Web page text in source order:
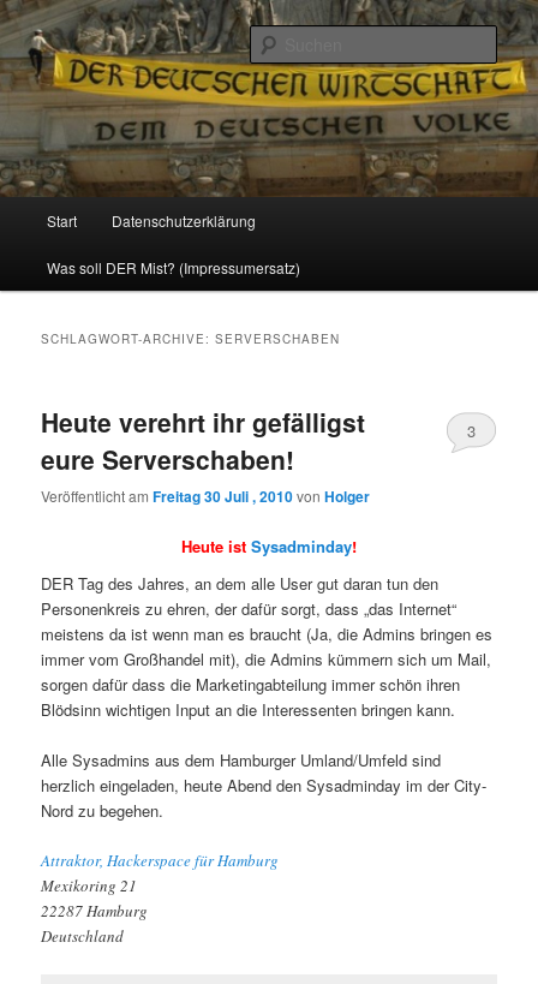
Reizzentrum
Politik, Wirtschaft, Soziales und Gesellschaft
Zum
Inhalt
Zum
sekundären
Start Datenschutzerklärung
Was soll DER Mist? (Impressumersatz)
SCHLAGWORT-ARCHIVE:SERVERSCHABEN
Heute verehrt ihr gefälligst
eure Serverschaben!
Veröffentlicht amFreitag 30 Juli , 2010vonHolger
3
Heute ist Sysadminday!
DER Tag des Jahres, an dem alle User gut daran tun den
Personenkreis zu ehren, der dafür sorgt, dass „das Internet“
meistens da ist wenn man es braucht (Ja, die Admins bringen es
immer vom Großhandel mit), die Admins kümmern sich um Mail,
sorgen dafür dass die Marketingabteilung immer schön ihren
Blödsinn wichtigen Input an die Interessenten bringen kann.
Alle Sysadmins aus dem Hamburger Umland/Umfeld sind
herzlich eingeladen, heute Abend den Sysadminday im der City-
Nord zu begehen.
Attraktor, Hackerspace für Hamburg
Mexikoring 21
22287 Hamburg
Deutschland